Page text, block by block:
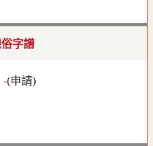
字譜
-(申請)